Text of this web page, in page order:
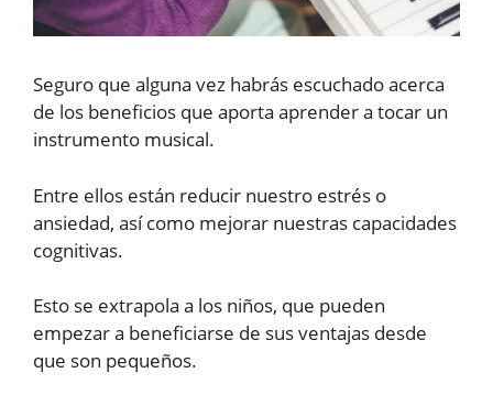
Seguro que alguna vez habrás escuchado acerca
de los beneficios que aporta aprender a tocar un
instrumento musical.
Entre ellos están reducir nuestro estrés o
ansiedad, así como mejorar nuestras capacidades
cognitivas.
Esto se extrapola a los niños, que pueden
empezar a beneficiarse de sus ventajas desde
que son pequeños.